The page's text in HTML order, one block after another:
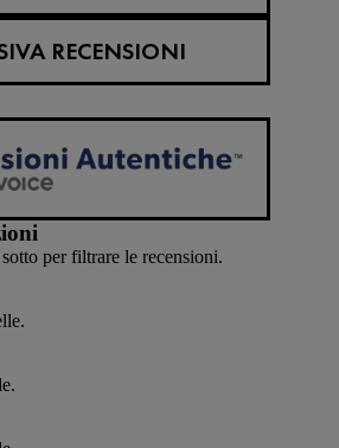
RECENSIONI
per filtrare le recensioni.